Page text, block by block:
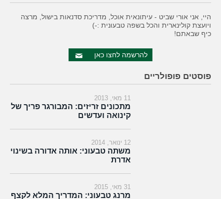
היי, אני אורי שביט - עיתונאית אוכל, מדריכת סדנאות בישול, מרצה
ויועצת קולינארית והכל בשפה טבעונית :-)
כיף שבאתם!
להרשמה לחצו כאן
פוסטים פופולריים
11 מאי, 2013
מתכונים זריזים: המבורגר פריך של
קינואה ועדשים
12 ינואר, 2014
משתה טבעוני: אותה אדורה בשינוי
אדרת
31 מאי, 2015
מרנג טבעוני: המדריך המלא לקצף